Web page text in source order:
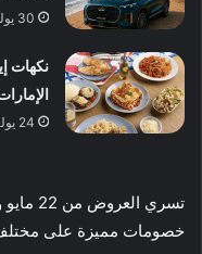
30 يوليو, 2026
نكهات
24 يوليو, 2026
خصومات مميزة على مختلف